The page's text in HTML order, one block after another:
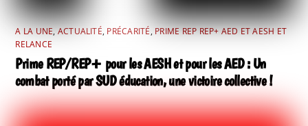
A LA UNE,ACTUALITÉ, PRÉCARITÉ, PRIME REP REP+ AED ET AESH ET
RELANCE
Prime REP/REP+ pour les AESH et pour les AED : Un
combat porté par SUD éducation, une victoire collective !